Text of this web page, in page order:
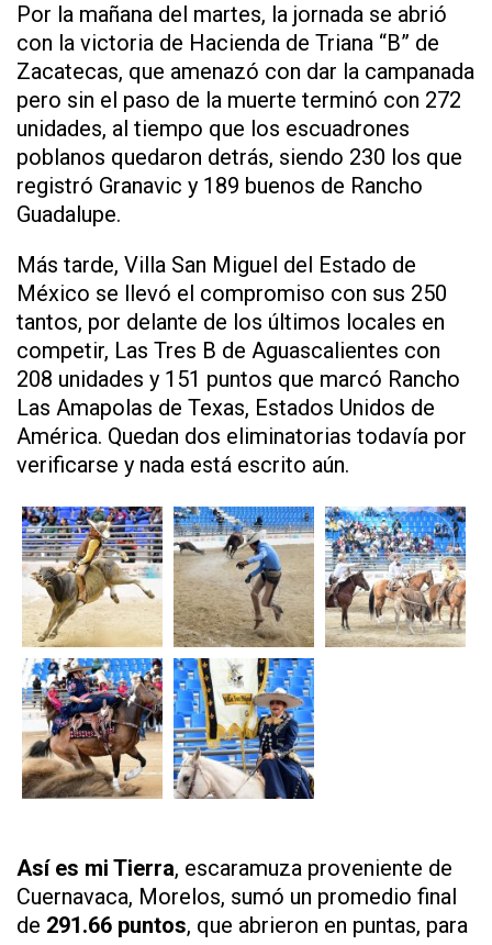
Por la mañana del martes, la jornada se abrió
con la victoria de Hacienda de Triana “B” de
Zacatecas, que amenazó con dar la campanada
pero sin el paso de la muerte terminó con 272
unidades, al tiempo que los escuadrones
poblanos quedaron detrás, siendo 230 los que
registró Granavic y 189 buenos de Rancho
Guadalupe.
Más tarde, Villa San Miguel del Estado de
México se llevó el compromiso con sus 250
tantos, por delante de los últimos locales en
competir, Las Tres B de Aguascalientes con
208 unidades y 151 puntos que marcó Rancho
Las Amapolas de Texas, Estados Unidos de
América. Quedan dos eliminatorias todavía por
verificarse y nada está escrito aún.
Así es mi Tierra, escaramuza proveniente de
Cuernavaca, Morelos, sumó un promedio final
de 291.66 puntos, que abrieron en puntas, para